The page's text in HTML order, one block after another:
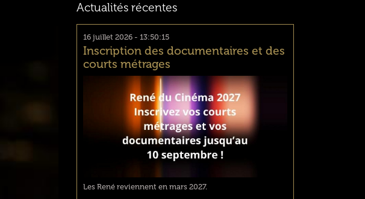
Actualités récentes
16 juillet 2026 - 13:50:15
Inscription des documentaires et des
courts métrages
Les René reviennent en mars 2027.